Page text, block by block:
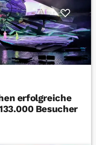
erfolgreiche
Besucher